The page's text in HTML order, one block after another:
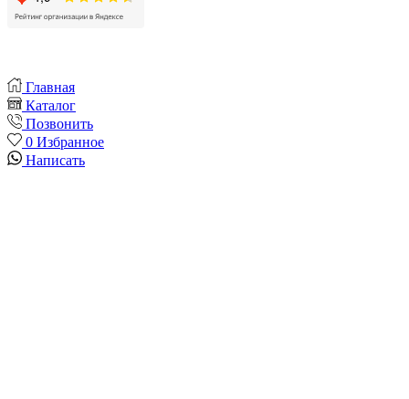
Главная
Каталог
Позвонить
0 Избранное
Написать